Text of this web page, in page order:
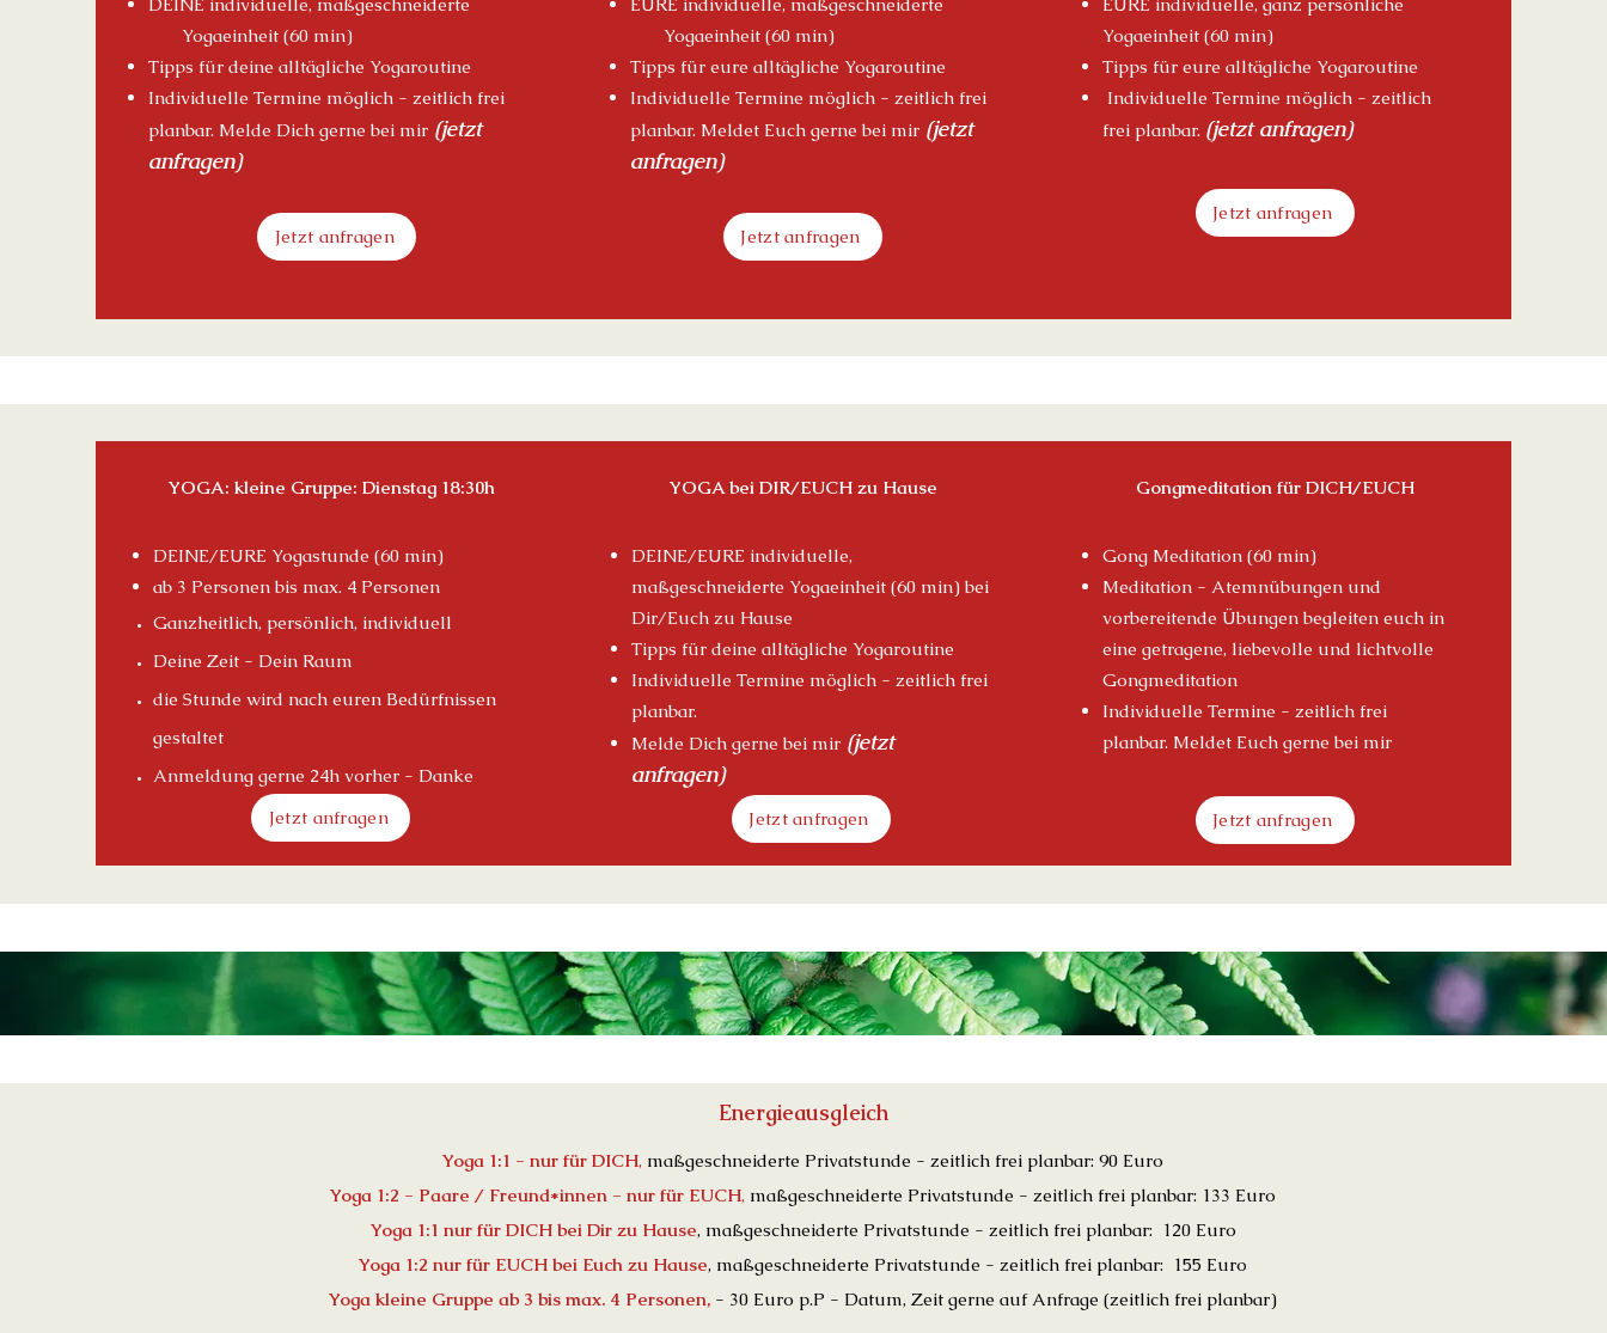
Yogaeinheit(60 min)
Tipps für deine alltägliche Yogaroutine
IndividuelleTermine möglich - zeitlich frei
planbar. Melde Dich gerne bei mir (jetzt
anfragen)
Jetzt anfragen
Yogaeinheit (60 min)
Tipps für eure alltägliche Yogaroutine
Individuelle Termine möglich - zeitlich frei
planbar. Meldet Euch gerne bei mir (jetzt
anfragen)
Jetzt anfragen
Yogaeinheit (60 min)
Tipps für eure alltägliche Yogaroutine
Individuelle Termine möglich - zeitlich
frei planbar. (jetzt anfragen)
Jetzt anfragen
YOGA: kleine Gruppe: Dienstag 18:30h
DEINE/EURE Yogastunde (60 min)
ab 3 Personen bis max. 4 Personen
Ganzheitlich, persönlich, individuell
Deine Zeit - Dein Raum
die Stunde wird nach euren Bedürfnissen
gestaltet
Anmeldung gerne 24h vorher - Danke
Jetzt anfragen
YOGA bei DIR/EUCH zu Hause
DEINE/EURE individuelle,
maßgeschneiderte Yogaeinheit (60 min) bei
Dir/Euch zu Hause
Tipps für deine alltägliche Yogaroutine
Individuelle Termine möglich - zeitlich frei
planbar.
Melde Dich gerne bei mir (jetzt
anfragen)
Jetzt anfragen
Gongmeditation für DICH/EUCH
Gong Meditation (60 min)
Meditation - Atemnübungen und
vorbereitende Übungen begleiten euch in
eine getragene, liebevolle und lichtvolle
Gongmeditation
Individuelle Termine - zeitlich frei
planbar. Meldet Euch gerne bei mir
Jetzt anfragen
Energieausgleich
Yoga 1:1 - nur für DICH, maßgeschneiderte Privatstunde - zeitlich frei planbar: 90 Euro
Yoga 1:2 - Paare / Freund*innen - nur für EUCH, maßgeschneiderte Privatstunde - zeitlich frei planbar: 133 Euro
Yoga 1:1 nur für DICH bei Dir zu Hause, maßgeschneiderte Privatstunde - zeitlich frei planbar: 120 Euro
Yoga 1:2 nur für EUCH bei Euch zu Hause, maßgeschneiderte Privatstunde - zeitlich frei planbar: 155 Euro
Yoga kleine Gruppe ab 3 bis max. 4 Personen, - 30 Euro p.P - Datum, Zeit gerne auf Anfrage (zeitlich frei planbar)